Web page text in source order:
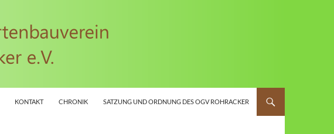
KONTAKT CHRONIK SATZUNG UND ORDNUNG DES OGV ROHRACKER